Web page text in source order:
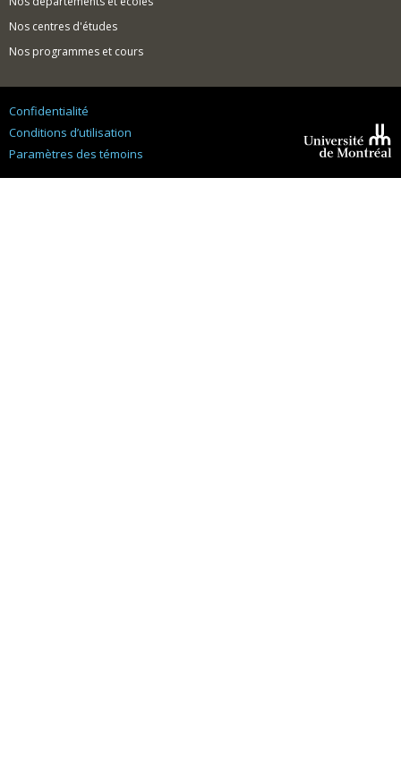
Nos centres d'études
Nos programmes et cours
Confidentialité
Conditions d’utilisation
Paramètres des témoins
Montréal